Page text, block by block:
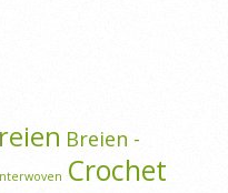
Breien -
Crochet